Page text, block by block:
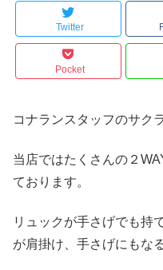
Twitter
Pocket
コナランスタッフのサク
当店ではたくさんの２
ております。
リュックが手さげでも持
が肩掛け、手さげにもな